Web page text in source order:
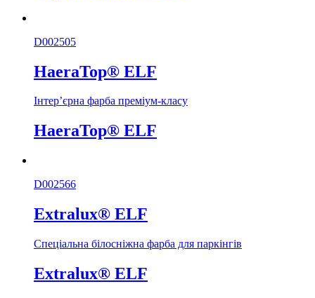
D002505
HaeraTop® ELF
Інтер’єрна фарба преміум-класу
HaeraTop® ELF
D002566
Extralux® ELF
Спеціальна білосніжна фарба для паркінгів
Extralux® ELF